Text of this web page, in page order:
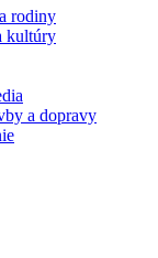
rodiny
kultúry
a dopravy